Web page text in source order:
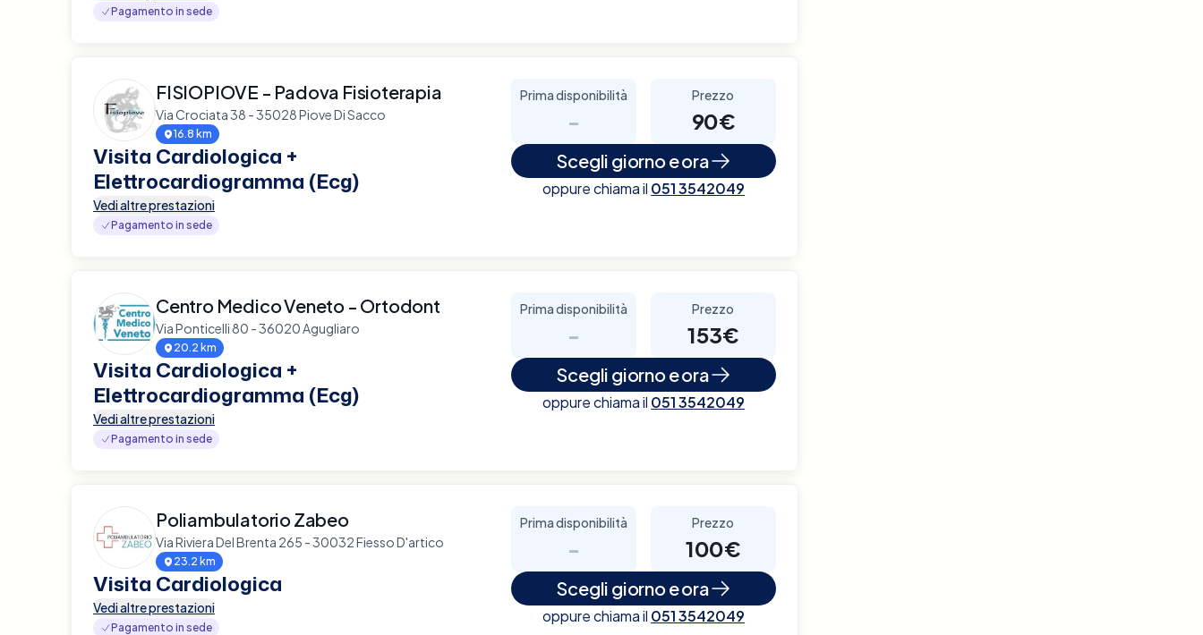
Pagamento in sede
FISIOPIOVE - Padova Fisioterapia
Via Crociata 38 - 35028 Piove Di Sacco
16.8 km
Visita Cardiologica +
Elettrocardiogramma (Ecg)
Vedi altre prestazioni
Pagamento in sede
Prima disponibilità
-
Prezzo
90€
Scegli giorno e ora
oppure chiama il 051 3542049
Centro Medico Veneto - Ortodont
Via Ponticelli 80 - 36020 Agugliaro
20.2 km
Visita Cardiologica +
Elettrocardiogramma (Ecg)
Vedi altre prestazioni
Pagamento in sede
Prima disponibilità
-
Prezzo
153€
Scegli giorno e ora
oppure chiama il 051 3542049
Poliambulatorio Zabeo
Via Riviera Del Brenta 265 - 30032 Fiesso D'artico
23.2 km
Visita Cardiologica
Vedi altre prestazioni
Pagamento in sede
Prima disponibilità
-
Prezzo
100€
Scegli giorno e ora
oppure chiama il 051 3542049